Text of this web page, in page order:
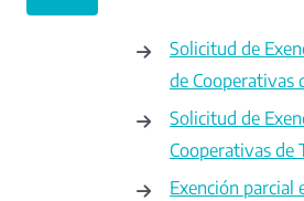
Solicitud de
de Cooperativas
Solicitud de
Cooperativas de
Exención parcial